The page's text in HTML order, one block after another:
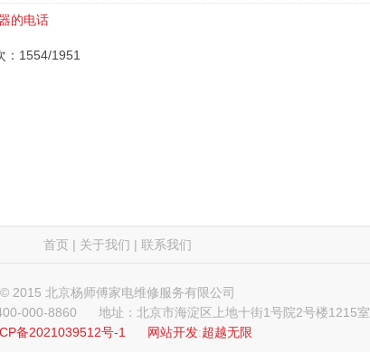
的电话
：1554/1951
首页 | 关于我们 | 联系我们
© 2015 北京杨师傅家电维修服务有限公司
000-8860
地址：北京市海淀区上地十街1号院2号楼1215室
备2021039512号-1
网站开发:超越无限